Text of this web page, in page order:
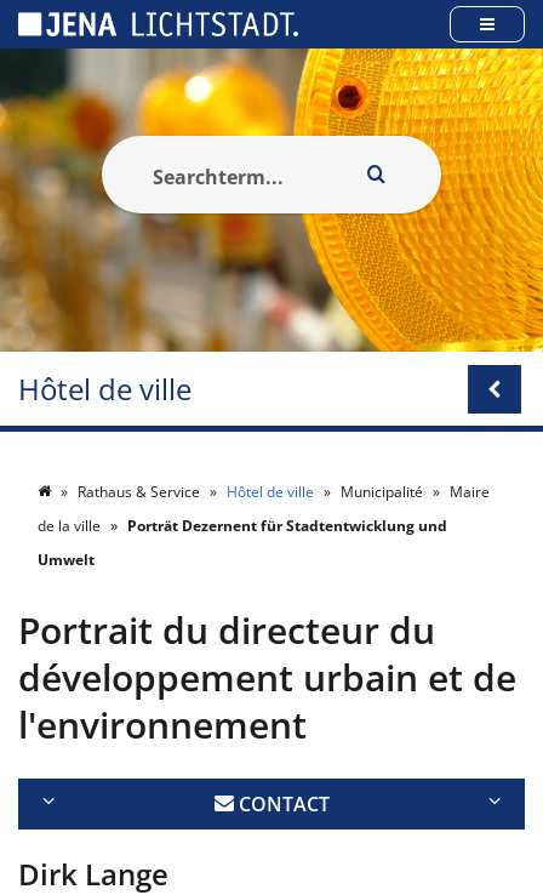
Hôtel de ville
Rathaus & Service Hôtel de ville Municipalité
Maire
de la ville
Porträt Dezernent für Stadtentwicklung und
Umwelt
Portrait du directeur du
développement urbain et de
l'environnement
CONTACT
Dirk Lange
Panneau de gestion des cookies